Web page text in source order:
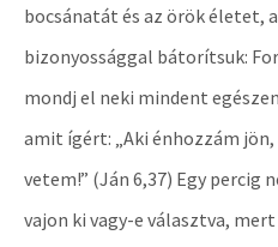
bocsánatát és az örök életet,
bizonyossággal bátorítsuk:
mondj el neki mindent
amit ígért: „Aki énhozzám
vetem!” (Ján 6,37) Egy percig
vajon ki vagy-e választva,